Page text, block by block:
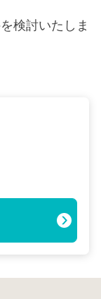
検討いたしま